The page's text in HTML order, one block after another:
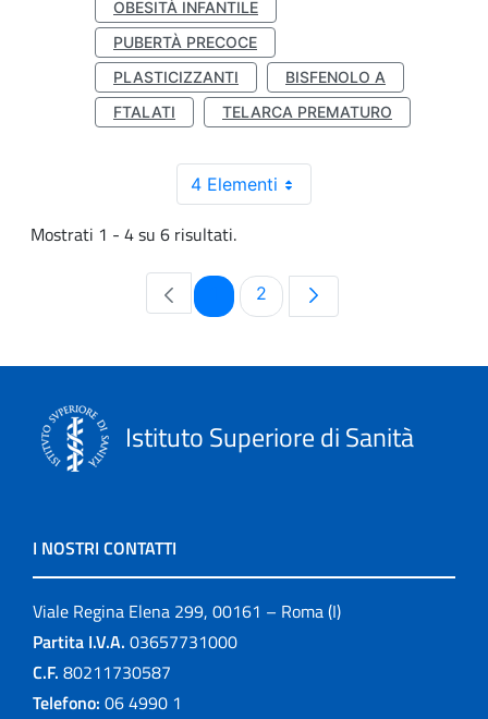
OBESITÀ INFANTILE
PUBERTÀ PRECOCE
PLASTICIZZANTI
BISFENOLO A
FTALATI
TELARCA PREMATURO
4 Elementi
Mostrati 1 - 4 su 6 risultati.
PaginaPagina
2
Istituto Superiore di Sanità
I NOSTRI CONTATTI
Viale Regina Elena 299, 00161 – Roma (I)
Partita I.V.A. 03657731000
C.F. 80211730587
Telefono: 06 4990 1